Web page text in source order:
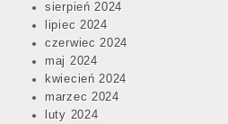
sierpień 2024
lipiec 2024
czerwiec 2024
maj 2024
kwiecień 2024
marzec 2024
luty 2024